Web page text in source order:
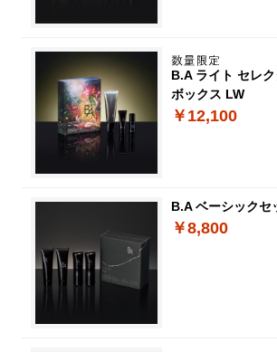
B.A ライト セレ
ボックス LW
￥12,100
B.A ベーシックセ
￥8,800